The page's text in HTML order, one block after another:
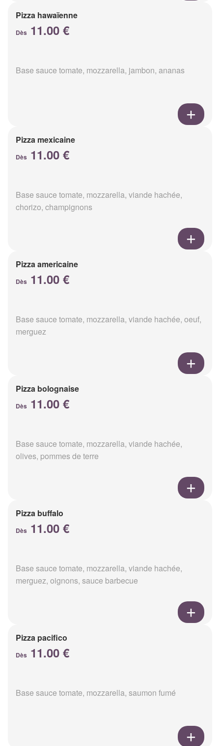
Pizza hawaïenne
Dès 11.00 €
Base sauce tomate, mozzarella, jambon, ananas
Pizza mexicaine
Dès 11.00 €
Base sauce tomate, mozzarella, viande hachée,
chorizo, champignons
Pizza americaine
Dès 11.00 €
Base sauce tomate, mozzarella, viande hachée, oeuf,
merguez
Pizza bolognaise
Dès 11.00 €
Base sauce tomate, mozzarella, viande hachée,
olives, pommes de terre
Pizza buffalo
Dès 11.00 €
Base sauce tomate, mozzarella, viande hachée,
merguez, oignons, sauce barbecue
Pizza pacifico
Dès 11.00 €
Base sauce tomate, mozzarella, saumon fumé